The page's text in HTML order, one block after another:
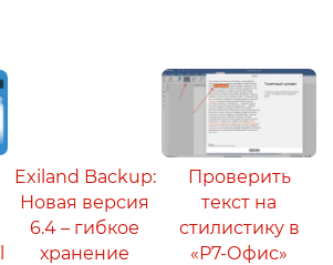
Exiland Backup:
Новая версия
6.4 – гибкое
хранение
Проверить
текст на
стилистику в
«Р7-Офис»